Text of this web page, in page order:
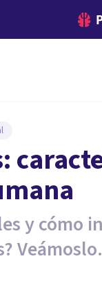
y cómo
Veámoslo.